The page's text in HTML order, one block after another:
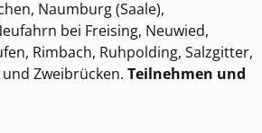
Naumburg (Saale),
bei Freising, Neuwied,
Rimbach, Ruhpolding, Salzgitter,
Zweibrücken. Teilnehmen und